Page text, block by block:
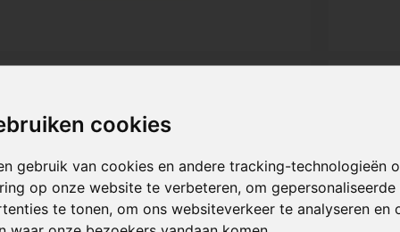
cookies
gebruik van cookies en andere tracking-technologieën
op onze website te verbeteren, om gepersonaliseerde
te tonen, om ons websiteverkeer te analyseren en
Alabaster Buff
Cladding Brick
Formaat: 287x23x85 mm
Meer informatie